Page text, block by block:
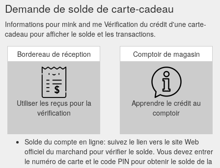
Demande de solde de carte-cadeau
Informations pour mink and me Vérification du crédit d'une carte-
cadeau pour afficher le solde et les transactions.
Bordereau de réception
Utiliser les reçus pour la
vérification
Comptoir de magasin
Apprendre le crédit au
comptoir
Solde du compte en ligne: suivez le lien vers le site Web
officiel du marchand pour vérifier le solde. Vous devez entrer
le numéro de carte et le code PIN pour obtenir le solde de la